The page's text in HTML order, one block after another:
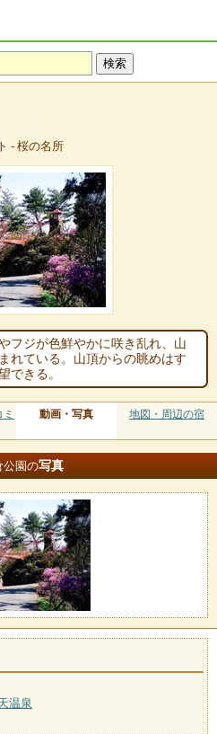
- 桜の名所
フジが色鮮やかに咲き乱れ、山
れている。山頂からの眺めはす
できる。
動画・写真 地図・周辺の宿
公園の写真
温泉